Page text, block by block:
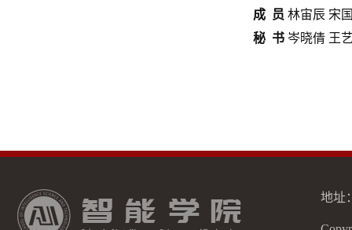
成 员 林宙辰 宋
秘 书 岑晓倩 王
地址